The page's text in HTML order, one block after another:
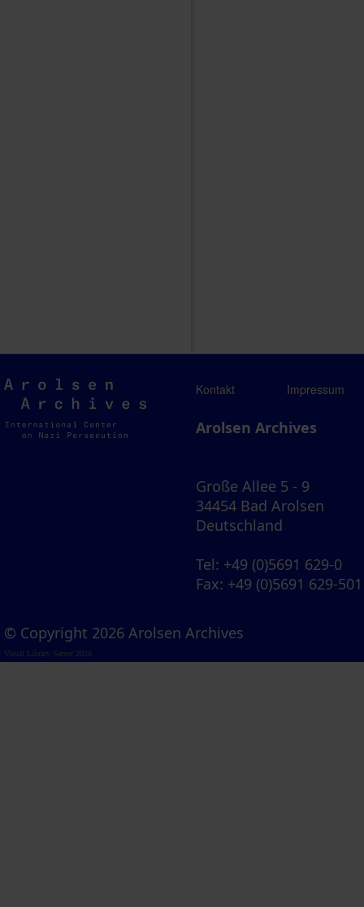
Arolsen
Archives
Kontakt Impressum
Arolsen Archives
Große Allee 5 - 9
34454 Bad Arolsen
Deutschland
Tel: +49 (0)5691 629-0
Fax: +49 (0)5691 629-501
© Copyright 2026 Arolsen Archives
Visual Library Server 2026